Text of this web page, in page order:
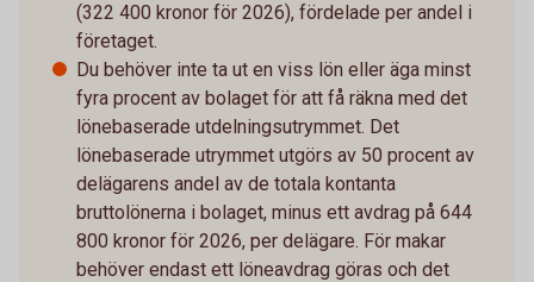
(322 400 kronor för 2026), fördelade per andel i
företaget.
Du behöver inte ta ut en viss lön eller äga minst
fyra procent av bolaget för att få räkna med det
lönebaserade utdelningsutrymmet. Det
lönebaserade utrymmet utgörs av 50 procent av
delägarens andel av de totala kontanta
bruttolönerna i bolaget, minus ett avdrag på 644
800 kronor för 2026, per delägare. För makar
behöver endast ett löneavdrag göras och det